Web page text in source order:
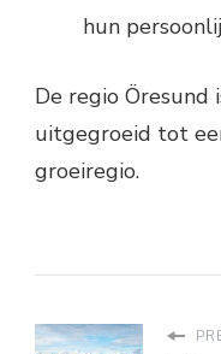
hun
De regio Öresund
uitgegroeid tot
groeiregio.